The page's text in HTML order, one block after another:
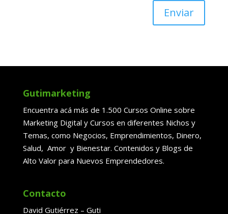
Enviar
Gutimarketing
Encuentra acá más de 1.500 Cursos Online sobre
Marketing Digital y Cursos en diferentes Nichos y
Temas, como Negocios, Emprendimientos, Dinero,
Salud, Amor y Bienestar. Contenidos y Blogs de
Alto Valor para Nuevos Emprendedores.
Contacto
David Gutiérrez – Guti